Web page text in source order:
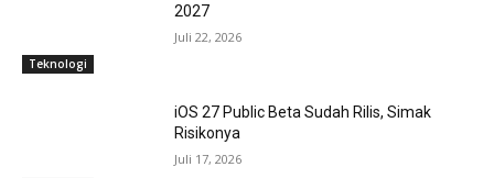
Teknologi
2027
Juli 22, 2026
iOS 27 Public Beta Sudah Rilis, Simak
Risikonya
Juli 17, 2026